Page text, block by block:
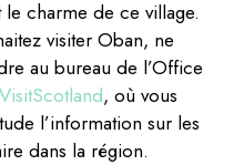
charme de ce village.
visiter Oban, ne
au bureau de l’Office
VisitScotland, où vous
l’information sur les
dans la région.